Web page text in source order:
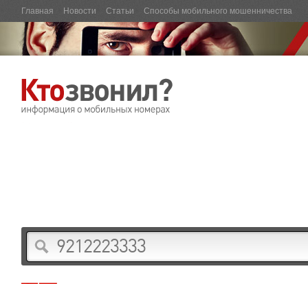
Главная Новости Статьи Способы мобильного мошенничества